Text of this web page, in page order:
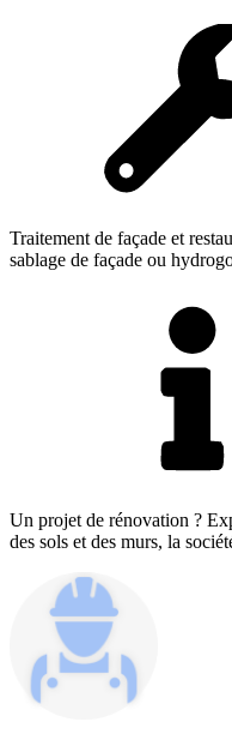
Traitement de façade et
sablage de façade ou
Un projet de rénovation ?
des sols et des murs, la